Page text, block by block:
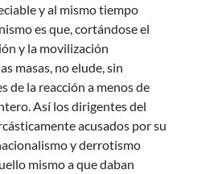
y al mismo tiempo
es que, cortándose el
y la movilización
masas, no elude, sin
de la reacción a menos de
Así los dirigentes del
acusados por su
y derrotismo
mismo a que daban